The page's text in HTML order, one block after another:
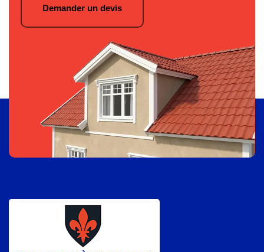
Demander un devis